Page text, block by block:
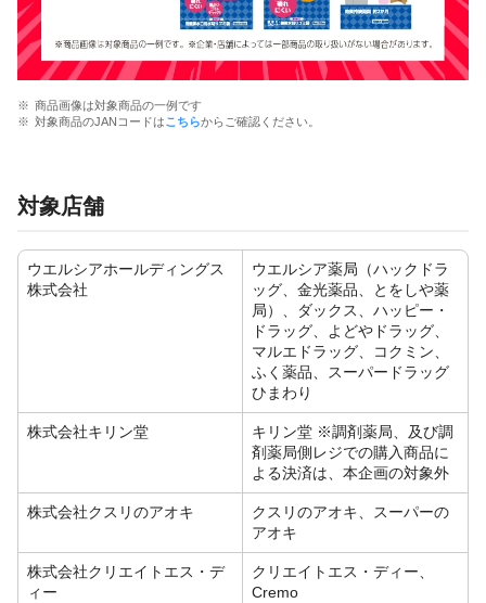
商品画像は対象商品の一例です
対象商品のJANコードはこちらからご確認ください。
対象店舗
ウエルシアホールディングス
株式会社
ウエルシア薬局（ハックドラ
ッグ、金光薬品、とをしや薬
局）、ダックス、ハッピー・
ドラッグ、よどやドラッグ、
マルエドラッグ、コクミン、
ふく薬品、スーパードラッグ
ひまわり
株式会社キリン堂
キリン堂 ※調剤薬局、及び調
剤薬局側レジでの購⼊商品に
よる決済は、本企画の対象外
株式会社クスリのアオキ
クスリのアオキ、スーパーの
アオキ
株式会社クリエイトエス・デ
ィー
クリエイトエス・ディー、
Cremo